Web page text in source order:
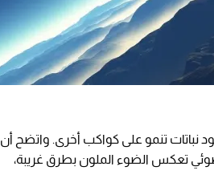
تنمو على كواكب أخرى. واتضح أن
تعكس الضوء الملون بطرق غريبة،